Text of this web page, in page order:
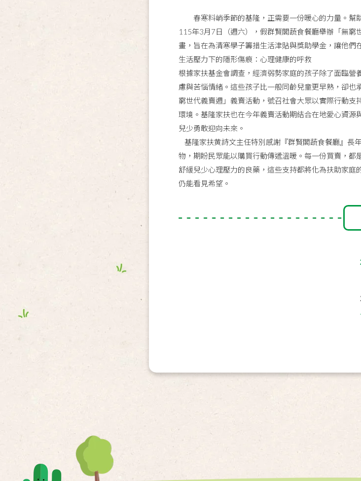
春寒料峭季節的基隆，正需要一份暖心的力量。幫
115年3月7日（週六），假群賢閣蔬食餐廳舉辦「無
畫，旨在為清寒學子籌措生活津貼與獎助學金，讓他們
生活壓力下的隱形傷痕：心理健康的呼救
根據家扶基金會調查，經濟弱勢家庭的孩子除了面臨
慮與苦惱情緒。這些孩子比一般同齡兒童更早熟，卻
窮世代義賣週」義賣活動，號召社會大眾以實際行動
環境。基隆家扶也在今年義賣活動期結合在地愛心資
兒少勇敢迎向未來。
基隆家扶黄詩文主任特別感謝『群賢閣蔬食餐廳』長
物，期盼民眾能以購買行動傳遞溫暖。每一份買賣，都
舒緩兒少心理壓力的良藥，這些支持都將化為扶助家
仍能看見希望。